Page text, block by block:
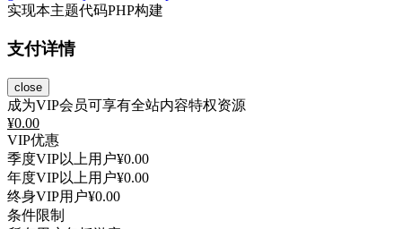
实现本主题代码PHP构建
支付详情
close
成为VIP会员可享有全站内容特权资源
¥0.00
VIP优惠
季度VIP以上用户¥0.00
年度VIP以上用户¥0.00
终身VIP用户¥0.00
条件限制